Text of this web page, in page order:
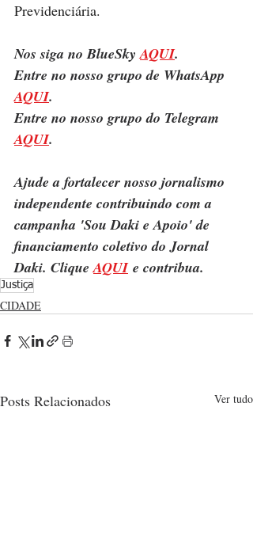
Previdenciária.
Nos siga no BlueSky AQUI.
Entre no nosso grupo de WhatsApp
AQUI.
Entre no nosso grupo do Telegram
AQUI.
Ajude a fortalecer nosso jornalismo
independente contribuindo com a
campanha 'Sou Daki e Apoio' de
financiamento coletivo do Jornal
Daki. Clique AQUI e contribua.
Justiça
CIDADE
Posts Relacionados Ver tudo